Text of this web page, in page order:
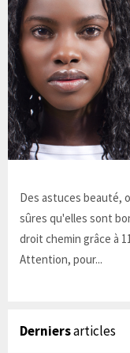
Des astuces beauté,
sûres qu'elles sont
droit chemin grâce à
Attention, pour...
Derniersarticles